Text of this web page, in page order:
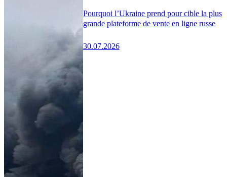
Pourquoi l’Ukraine prend pour cible la plus
grande plateforme de vente en ligne russe
30.07.2026